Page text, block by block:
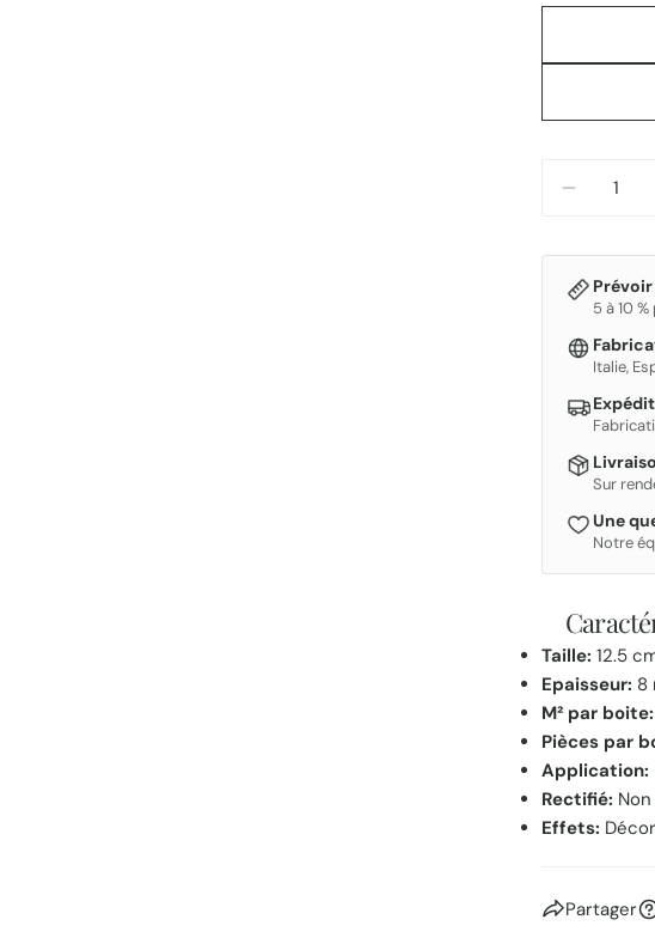
5 à 10
Italie,
Sur
Une
Notre
Taille: 12.5
Epaisseur: 8
M² par boite:
Pièces par
Application:
Rectifié: Non
Effets: Décor
Partager